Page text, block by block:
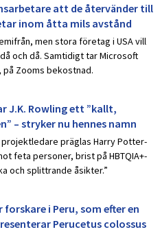
att de återvänder till
inom åtta mils avstånd
men stora företag i USA vill
och då. Samtidigt tar Microsoft
Zooms bekostnad.
J.K. Rowling ett ”kallt,
– stryker nu hennes namn
präglas Harry Potter-
feta personer, brist på HBTQIA+-
och splittrande åsikter.”
forskare i Peru, som efter en
Perucetus colossus